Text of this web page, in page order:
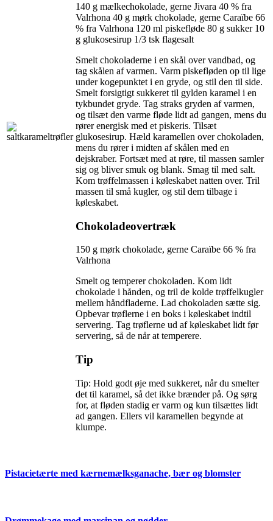
140 g mælkechokolade, gerne Jivara 40 % fra
Valrhona 40 g mørk chokolade, gerne Caraïbe 66
% fra Valrhona 120 ml piskefløde 80 g sukker 10
g glukosesirup 1/3 tsk flagesalt
Smelt chokoladerne i en skål over vandbad, og
tag skålen af varmen. Varm piskefløden op til lige
under kogepunktet i en gryde, og stil den til side.
Smelt forsigtigt sukkeret til gylden karamel i en
tykbundet gryde. Tag straks gryden af varmen,
og tilsæt den varme fløde lidt ad gangen, mens du
rører energisk med et piskeris. Tilsæt
glukosesirup. Hæld karamellen over chokoladen,
mens du rører i midten af skålen med en
dejskraber. Fortsæt med at røre, til massen samler
sig og bliver smuk og blank. Smag til med salt.
Kom trøffelmassen i køleskabet natten over. Tril
massen til små kugler, og stil dem tilbage i
køleskabet.
Chokoladeovertræk
150 g mørk chokolade, gerne Caraïbe 66 % fra
Valrhona
Smelt og temperer chokoladen. Kom lidt
chokolade i hånden, og tril de kolde trøffelkugler
mellem håndfladerne. Lad chokoladen sætte sig.
Opbevar trøflerne i en boks i køleskabet indtil
servering. Tag trøflerne ud af køleskabet lidt før
servering, så de når at temperere.
Tip
Tip: Hold godt øje med sukkeret, når du smelter
det til karamel, så det ikke brænder på. Og sørg
for, at fløden stadig er varm og kun tilsættes lidt
ad gangen. Ellers vil karamellen begynde at
Pistacietærte med kærnemælksganache, bær og blomster